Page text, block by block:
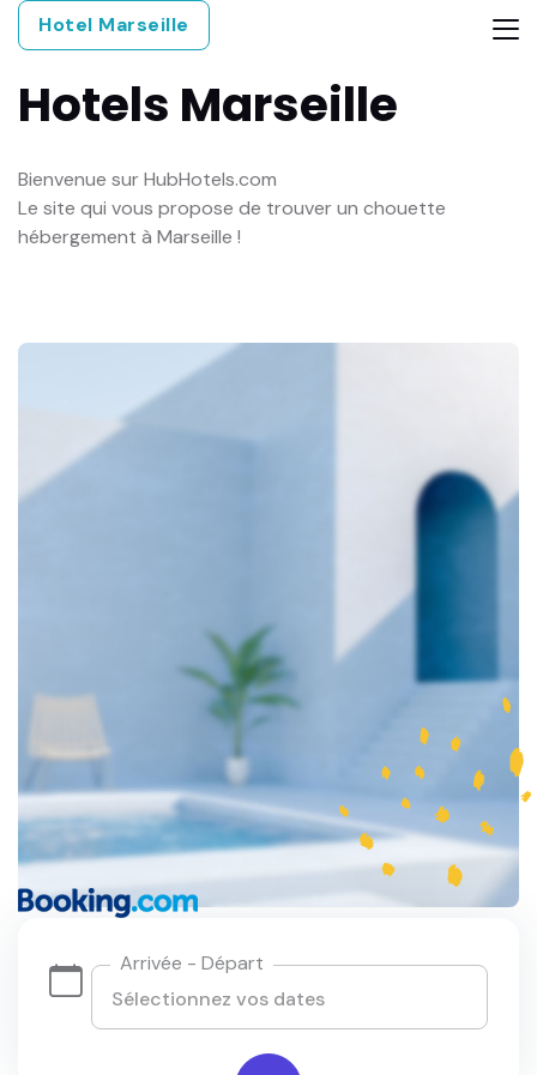
Hotel Marseille
Hotels Marseille
Bienvenue sur HubHotels.com
Le site qui vous propose de trouver un chouette
hébergement à Marseille !
Arrivée - Départ